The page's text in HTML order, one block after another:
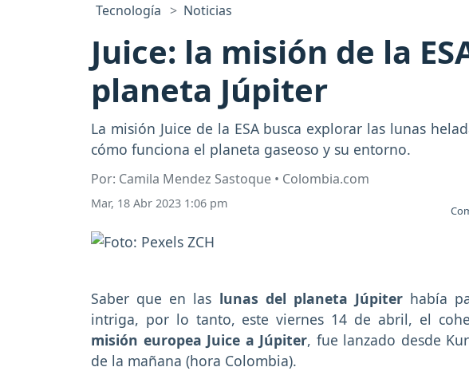
Tecnología Noticias
Juice: la misión de la
planeta Júpiter
La misión Juice de la ESA busca explorar las lunas
cómo funciona el planeta gaseoso y su entorno.
Por: Camila Mendez Sastoque • Colombia.com
Mar, 18 Abr 2023 1:06 pm
Saber que en las lunas del planeta Júpiter había
intriga, por lo tanto, este viernes 14 de abril, el
misión europea Juice a Júpiter, fue lanzado desde
de la mañana (hora Colombia).